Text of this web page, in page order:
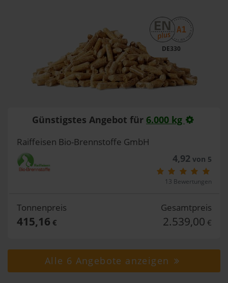
DE330
Günstigstes Angebot für 6.000 kg
Raiffeisen Bio-Brennstoffe GmbH
4,92von 5
13 Bewertungen
Tonnenpreis
415,16 €
Gesamtpreis
2.539,00 €
Alle 6 Angebote anzeigen